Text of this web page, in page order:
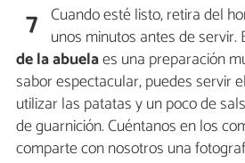
7 Cuando esté listo, retira del
unos minutos antes de servir.
de la abuelaes una preparación
sabor espectacular, puedes servir
utilizar las patatas y un poco de
de guarnición. Cuéntanos en los
comparte con nosotros una